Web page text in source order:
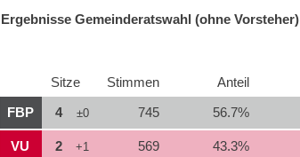
Ergebnisse Gemeinderatswahl (ohne Vorsteher)
Sitze Stimmen Anteil
FBP
4 ±0 745 56.7%
VU 2 +1 569 43.3%